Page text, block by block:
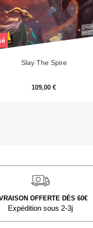
Aperçu rapide
Slay The Spire
109,00 €
OFFERTE DÈS 60€
Expédition sous 2-3j